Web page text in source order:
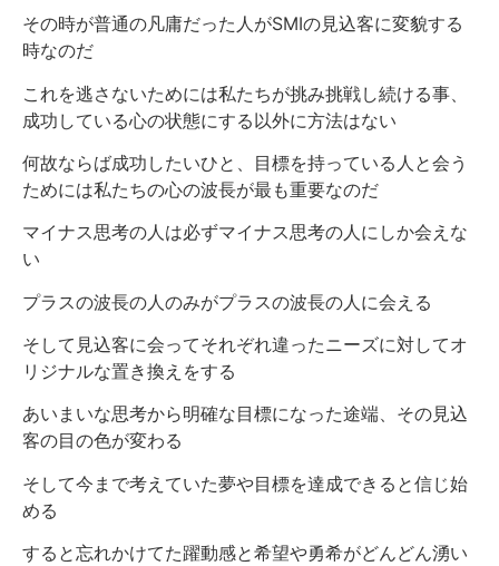
その時が普通の凡庸だった人がSMIの見込客に変貌する
時なのだ
これを逃さないためには私たちが挑み挑戦し続ける事、
成功している心の状態にする以外に方法はない
何故ならば成功したいひと、目標を持っている人と会う
ためには私たちの心の波長が最も重要なのだ
マイナス思考の人は必ずマイナス思考の人にしか会えな
い
プラスの波長の人のみがプラスの波長の人に会える
そして見込客に会ってそれぞれ違ったニーズに対してオ
リジナルな置き換えをする
あいまいな思考から明確な目標になった途端、その見込
客の目の色が変わる
そして今まで考えていた夢や目標を達成できると信じ始
める
すると忘れかけてた躍動感と希望や勇希がどんどん湧い